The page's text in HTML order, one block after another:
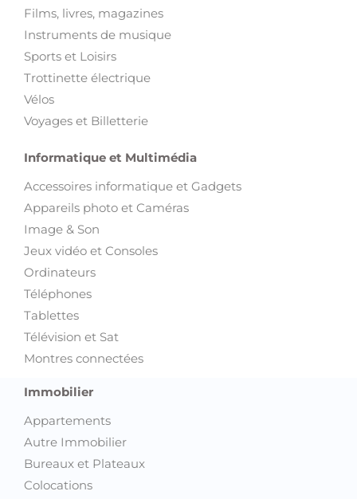
Films, livres, magazines
Instruments de musique
Sports et Loisirs
Trottinette électrique
Vélos
Voyages et Billetterie
Informatique et Multimédia
Accessoires informatique et Gadgets
Appareils photo et Caméras
Image & Son
Jeux vidéo et Consoles
Ordinateurs
Téléphones
Tablettes
Télévision et Sat
Montres connectées
Immobilier
Appartements
Autre Immobilier
Bureaux et Plateaux
Colocations